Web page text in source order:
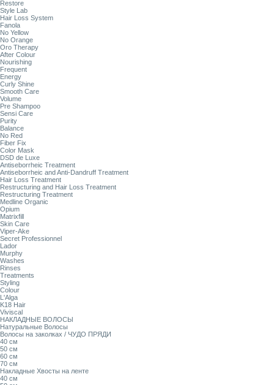
Restore
Style Lab
Hair Loss System
Fanola
No Yellow
No Orange
Oro Therapy
After Colour
Nourishing
Frequent
Energy
Curly Shine
Smooth Care
Volume
Pre Shampoo
Sensi Care
Purity
Balance
No Red
Fiber Fix
Color Mask
DSD de Luxe
Antiseborrheic Treatment
Antiseborrheic and Anti-Dandruff Treatment
Hair Loss Treatment
Restructuring and Hair Loss Treatment
Restructuring Treatment
Medline Organic
Opium
Matrixfill
Skin Care
Viper-Ake
Secret Professionnel
Lador
Murphy
Washes
Rinses
Treatments
Styling
Colour
L'Alga
K18 Hair
Viviscal
НАКЛАДНЫЕ ВОЛОСЫ
Натуральные Волосы
Волосы на заколках / ЧУДО ПРЯДИ
40 см
50 см
60 см
70 см
Накладные Хвосты на ленте
40 см